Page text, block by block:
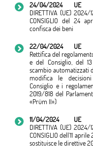
24/04/2024
UE
DIRETTIVA (UE) 2024/
CONSIGLIO del 24
confisca dei beni
22/04/2024
UE
Rettifica del
e del Consiglio, del
scambio automatizzati
modifica le
Consiglio e i
2019/818 del
«Prüm II»)
11/04/2024
UE
DIRETTIVA (UE) 2024/
CONSIGLIO dell’11
sostituisce le direttive